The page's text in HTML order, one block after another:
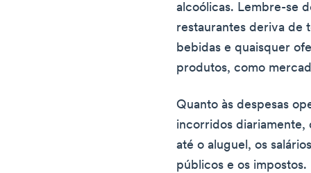
alcoólicas. Lembre-se
restaurantes deriva de
bebidas e quaisquer
produtos, como
Quanto às despesas
incorridos diariamente,
até o aluguel, os
públicos e os impostos.